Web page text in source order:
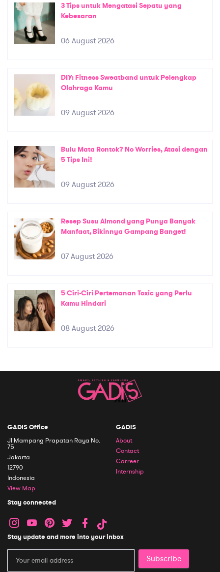
3 Tips untuk Mengatasi Sepatu yang
Kebesaran
06 August 2026
DIY: Fitness Sweatband untuk Pelengkap
Olahraga Kamu
09 August 2026
Bulu Mata Rontok? No Worries, Atasi dengan
5 Tips Ini!
09 August 2026
Resep Susu Almond yang Punya Banyak
Manfaat, Bikinnya Gampang Banget!
07 August 2026
5 Ciri-Ciri Pertemanan Toxic yang Perlu
Kamu Hindari
08 August 2026
GADIS Office
Jl Mampang Prapatan Raya No.
75
Jakarta
12790
Indonesia
View Map
GADIS
About
Contact
Carreer
Internship
Stay connected
Stay update and more into your inbox
Subscribe